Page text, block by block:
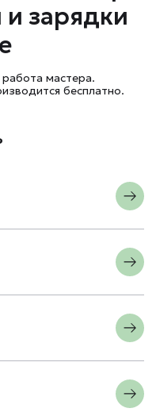
зарядки
мастера.
бесплатно.